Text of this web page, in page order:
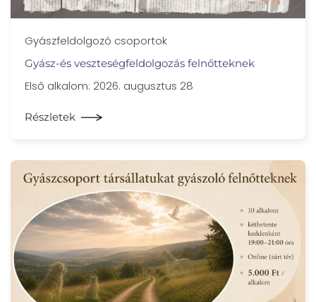
Gyászfeldolgozó csoportok
Gyász-és veszteségfeldolgozás felnőtteknek
Első alkalom: 2026. augusztus 28
Részletek